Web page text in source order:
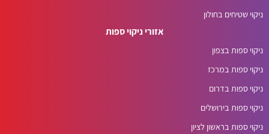
ניקוי שטיחים בחולון
אזורי ניקוי ספות
ניקוי ספות בצפון
ניקוי ספות במרכז
ניקוי ספות בדרום
ניקוי ספות בירושלים
ניקוי ספות בראשון לציון